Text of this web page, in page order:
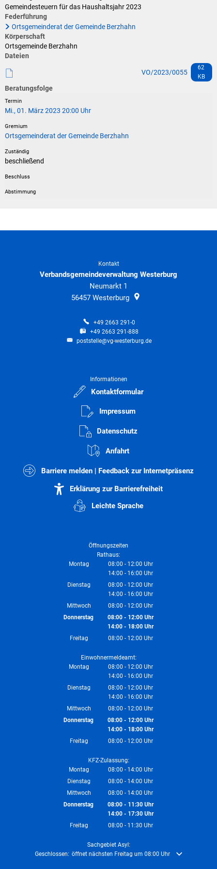
Förderungen der VG für private Umbauten
Allgemeine Informationen
Seniorenmobilität/Jugendtaxi/Fahrservice
Ehrenamtskarte des Westerwaldkreises
Westerwaldbad
Gemeindesteuern für das Haushaltsjahr 2023
Federführung
Ortsgemeinderat der Gemeinde Berzhahn
Körperschaft
Ortsgemeinde Berzhahn
Dateien
VO/2023/0055
62
KB
Beratungsfolge
Mi., 01. März 2023 20:00 Uhr
Ortsgemeinderat der Gemeinde Berzhahn
beschließend
Kontakt
Verbandsgemeindeverwaltung Westerburg
Neumarkt 1
56457 Westerburg
+49 2663 291-0
+49 2663 291-888
poststelle@vg-westerburg.de
Informationen
Kontaktformular
Impressum
Datenschutz
Anfahrt
Barriere melden | Feedback zur Internetpräsenz
Erklärung zur Barrierefreiheit
Leichte Sprache
Öffnungszeiten
Rathaus:
Montag
08:00 - 12:00 Uhr
Von 08:00 bis 12:00 Uhr
14:00 - 16:00 Uhr
Von 14:00 bis 16:00 Uhr
Dienstag 08:00 - 12:00 Uhr
Von 08:00 bis 12:00 Uhr
14:00 - 16:00 Uhr
Von 14:00 bis 16:00 Uhr
Mittwoch 08:00 - 12:00 Uhr
Von 08:00 bis 12:00 Uhr
Donnerstag 08:00- 12:00Uhr
Von 08:00 bis 12:00 Uhr
14:00- 18:00Uhr
Von 14:00 bis 18:00 Uhr
Freitag 08:00 - 12:00 Uhr
Einwohnermeldeamt:
Montag
08:00 - 12:00 Uhr
Von 08:00 bis 12:00 Uhr
14:00 - 16:00 Uhr
Von 14:00 bis 16:00 Uhr
Dienstag 08:00 - 12:00 Uhr
Von 08:00 bis 12:00 Uhr
14:00 - 16:00 Uhr
Von 14:00 bis 16:00 Uhr
Mittwoch 08:00 - 12:00 Uhr
Von 08:00 bis 12:00 Uhr
Donnerstag 08:00- 12:00Uhr
Von 08:00 bis 12:00 Uhr
14:00- 18:00Uhr
Von 14:00 bis 18:00 Uhr
Freitag 08:00 - 12:00 Uhr
KFZ-Zulassung:
Montag
08:00 - 14:00 Uhr
Von 08:00 bis 14:00 Uhr
Dienstag 08:00 - 14:00 Uhr
Von 08:00 bis 14:00 Uhr
Mittwoch 08:00 - 14:00 Uhr
Von 08:00 bis 14:00 Uhr
Donnerstag 08:00- 11:30Uhr
Von 08:00 bis 11:30 Uhr
14:00- 17:30Uhr
Von 14:00 bis 17:30 Uhr
Freitag 08:00 - 11:30 Uhr
Sachgebiet Asyl:
Klicken, um weitere Öffnungs- oder Schließzeiten auszublenden
Geschlossen: öffnet nächsten Freitag um 08:00 Uhr